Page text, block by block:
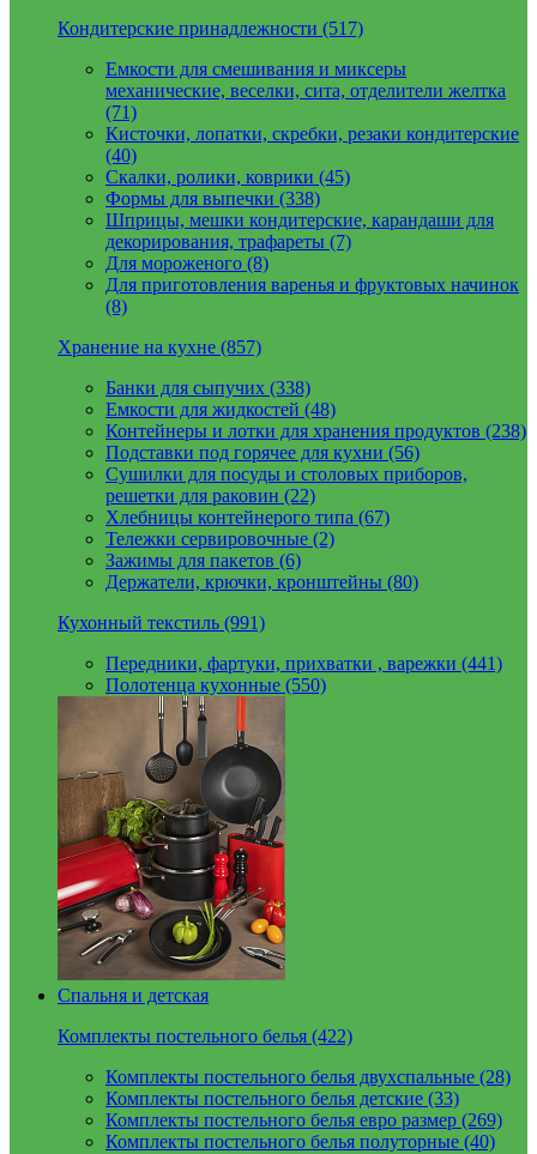
Кондитерские принадлежности (517)
Емкости для смешивания и миксеры
механические, веселки, сита, отделители желтка
(71)
Кисточки, лопатки, скребки, резаки кондитерские
(40)
Скалки, ролики, коврики (45)
Формы для выпечки (338)
Шприцы, мешки кондитерские, карандаши для
декорирования, трафареты (7)
Для мороженого (8)
Для приготовления варенья и фруктовых начинок
(8)
Хранение на кухне (857)
Банки для сыпучих (338)
Емкости для жидкостей (48)
Контейнеры и лотки для хранения продуктов (238)
Подставки под горячее для кухни (56)
Сушилки для посуды и столовых приборов,
решетки для раковин (22)
Хлебницы контейнерого типа (67)
Тележки сервировочные (2)
Зажимы для пакетов (6)
Держатели, крючки, кронштейны (80)
Кухонный текстиль (991)
Передники, фартуки, прихватки , варежки (441)
Полотенца кухонные (550)
Спальня и детская
Комплекты постельного белья (422)
Комплекты постельного белья двухспальные (28)
Комплекты постельного белья детские (33)
Комплекты постельного белья евро размер (269)
Комплекты постельного белья полуторные (40)